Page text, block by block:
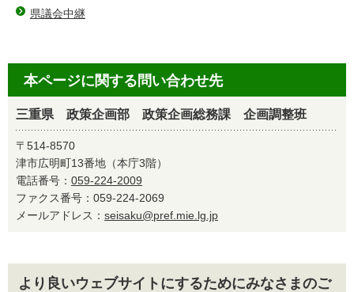
県議会中継
本ページに関する問い合わせ先
三重県 政策企画部 政策企画総務課 企画調整班
〒514-8570
津市広明町13番地（本庁3階）
電話番号： 059-224-2009
ファクス番号：059-224-2069
メールアドレス： seisaku@pref.mie.lg.jp
より良いウェブサイトにするためにみなさまのご